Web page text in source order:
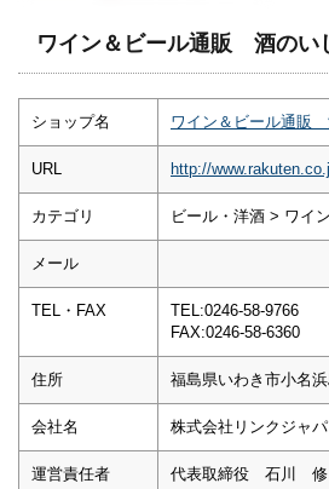
ワイン＆ビール通販 酒のい
ショップ名 ワイン＆ビール通販
URL http://
カテゴリ ビール・洋酒 > ワイン
メール
TEL・FAX
TEL:0246-58-9766
FAX:0246-58-6360
住所 福島県いわき市小名
会社名 株式会社リンクジャ
運営責任者 代表取締役 石川 修